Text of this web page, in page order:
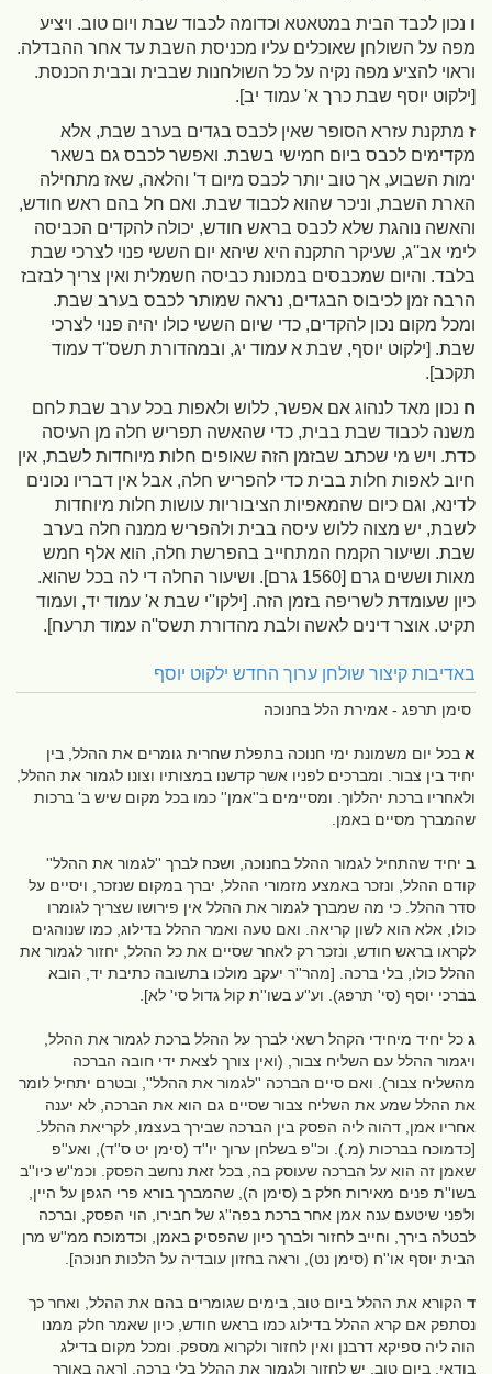
ו נכון לכבד הבית במטאטא וכדומה לכבוד שבת ויום טוב. ויציע
מפה על השולחן שאוכלים עליו מכניסת השבת עד אחר ההבדלה.
וראוי להציע מפה נקיה על כל השולחנות שבבית ובבית הכנסת.
[ילקוט יוסף שבת כרך א' עמוד יב].
ז מתקנת עזרא הסופר שאין לכבס בגדים בערב שבת, אלא
מקדימים לכבס ביום חמישי בשבת. ואפשר לכבס גם בשאר
ימות השבוע, אך טוב יותר לכבס מיום ד' והלאה, שאז מתחילה
הארת השבת, וניכר שהוא לכבוד שבת. ואם חל בהם ראש חודש,
והאשה נוהגת שלא לכבס בראש חודש, יכולה להקדים הכביסה
לימי אב''ג, שעיקר התקנה היא שיהא יום הששי פנוי לצרכי שבת
בלבד. והיום שמכבסים במכונת כביסה חשמלית ואין צריך לבזבז
הרבה זמן לכיבוס הבגדים, נראה שמותר לכבס בערב שבת.
ומכל מקום נכון להקדים, כדי שיום הששי כולו יהיה פנוי לצרכי
שבת. [ילקוט יוסף, שבת א עמוד יג, ובמהדורת תשס''ד עמוד
תקכב].
ח נכון מאד לנהוג אם אפשר, ללוש ולאפות בכל ערב שבת לחם
משנה לכבוד שבת בבית, כדי שהאשה תפריש חלה מן העיסה
כדת. ויש מי שכתב שבזמן הזה שאופים חלות מיוחדות לשבת, אין
חיוב לאפות חלות בבית כדי להפריש חלה, אבל אין דבריו נכונים
לדינא, וגם כיום שהמאפיות הציבוריות עושות חלות מיוחדות
לשבת, יש מצוה ללוש עיסה בבית ולהפריש ממנה חלה בערב
שבת. ושיעור הקמח המתחייב בהפרשת חלה, הוא אלף חמש
מאות וששים גרם [1560 גרם]
. ושיעור החלה די לה בכל שהוא.
כיון שעומדת לשריפה בזמן הזה. [ילקו''י שבת א' עמוד יד, ועמוד
תקיט. אוצר דינים לאשה ולבת מהדורת תשס''ה עמוד תרעח].
באדיבות קיצור שולחן ערוך החדש ילקוט יוסף
סימן תרפג - אמירת הלל בחנוכה
א בכל יום משמונת ימי חנוכה בתפלת שחרית גומרים את ההלל, בין
יחיד בין צבור. ומברכים לפניו אשר קדשנו במצותיו וצונו לגמור את ההלל,
ולאחריו ברכת יהללוך. ומסיימים ב''אמן'' כמו בכל מקום שיש ב' ברכות
שהמברך מסיים באמן.
ב יחיד שהתחיל לגמור ההלל בחנוכה, ושכח לברך ''לגמור את ההלל''
קודם ההלל, ונזכר באמצע מזמורי ההלל, יברך במקום שנזכר, ויסיים על
סדר ההלל. כי מה שמברך לגמור את ההלל אין פירושו שצריך לגומרו
כולו, אלא הוא לשון קריאה. ואם טעה ואמר ההלל בדילוג, כמו שנוהגים
לקראו בראש חודש, ונזכר רק לאחר שסיים את כל ההלל, יחזור לגמור את
ההלל כולו, בלי ברכה. [מהר''ר יעקב מולכו בתשובה כתיבת יד, הובא
בברכי יוסף (סי' תרפג). וע''ע בשו''ת קול גדול סי' לא].
ג כל יחיד מיחידי הקהל רשאי לברך על ההלל ברכת לגמור את ההלל,
ויגמור ההלל עם השליח צבור, (ואין צורך לצאת ידי חובה הברכה
מהשליח צבור). ואם סיים הברכה ''לגמור את ההלל'', ובטרם יתחיל לומר
את ההלל שמע את השליח צבור שסיים גם הוא את הברכה, לא יענה
אחריו אמן, דהוה ליה הפסק בין הברכה שבירך בעצמו, לקריאת ההלל.
[כדמוכח בברכות (מ.). וכ''פ בשלחן ערוך יו''ד (סימן יט ס''ד), ואע''פ
שאמן זה הוא על הברכה שעוסק בה, בכל זאת נחשב הפסק. וכמ''ש כיו''ב
בשו''ת פנים מאירות חלק ב (סימן ה), שהמברך בורא פרי הגפן על היין,
ולפני שיטעם ענה אמן אחר ברכת בפה''ג של חבירו, הוי הפסק, וברכה
לבטלה בירך, וחייב לחזור ולברך כיון שהפסיק באמן, וכדמוכח ממ''ש מרן
הבית יוסף או''ח (סימן נט), וראה בחזון עובדיה על הלכות חנוכה].
ד הקורא את ההלל ביום טוב, בימים שגומרים בהם את ההלל, ואחר כך
נסתפק אם קרא ההלל בדילוג כמו בראש חודש, כיון שאמר חלק ממנו
הוה ליה ספיקא דרבנן ואין לחזור ולקרוא מספק. ומכל מקום בדילג
בודאי, ביום טוב, יש לחזור ולגמור את ההלל בלי ברכה. [ראה באורך